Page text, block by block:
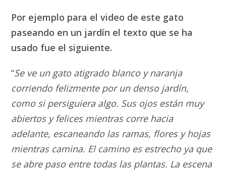
Por ejemplo para el video de este gato
paseando en un jardín el texto que se ha
usado fue el siguiente.
“Se ve un gato atigrado blanco y naranja
corriendo felizmente por un denso jardín,
como si persiguiera algo. Sus ojos están muy
abiertos y felices mientras corre hacia
adelante, escaneando las ramas, flores y hojas
mientras camina. El camino es estrecho ya que
se abre paso entre todas las plantas. La escena